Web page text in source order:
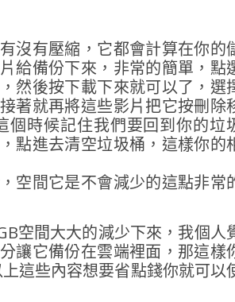
沒有壓縮，它都會計算在你的
給備份下來，非常的簡單，點
然後按下載下來就可以了，選
著就再將這些影片把它按刪除
個時候記住我們要回到你的垃
點進去清空垃圾桶，這樣你的
空間它是不會減少的這點非常
空間大大的減少下來，我個人
讓它備份在雲端裡面，那這樣
這些內容想要省點錢你就可以